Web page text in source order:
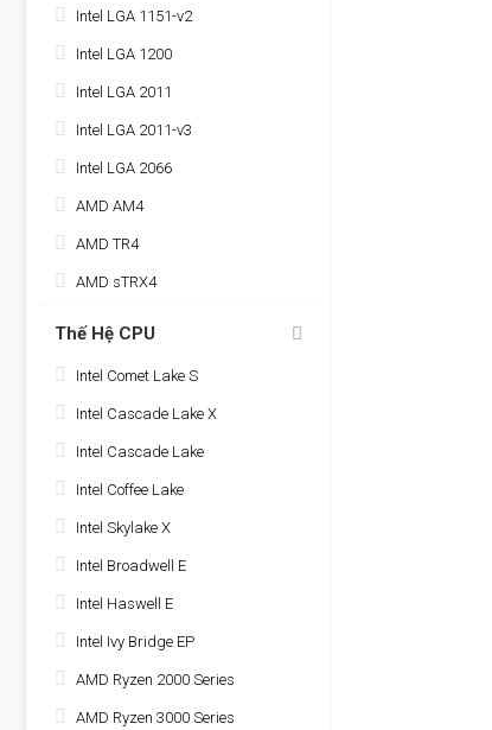
Intel LGA 1151-v2
Intel LGA 1200
Intel LGA 2011
Intel LGA 2011-v3
Intel LGA 2066
AMD AM4
AMD TR4
AMD sTRX4
Thế Hệ CPU
Intel Comet Lake S
Intel Cascade Lake X
Intel Cascade Lake
Intel Coffee Lake
Intel Skylake X
Intel Broadwell E
Intel Haswell E
Intel Ivy Bridge EP
AMD Ryzen 2000 Series
AMD Ryzen 3000 Series